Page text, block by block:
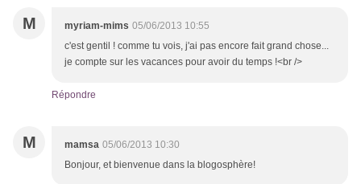
M myriam-mims 05/06/2013 10:55
c'est gentil ! comme tu vois, j'ai pas encore fait grand chose...
je compte sur les vacances pour avoir du temps !<br />
Répondre
M mamsa 05/06/2013 10:30
Bonjour, et bienvenue dans la blogosphère!